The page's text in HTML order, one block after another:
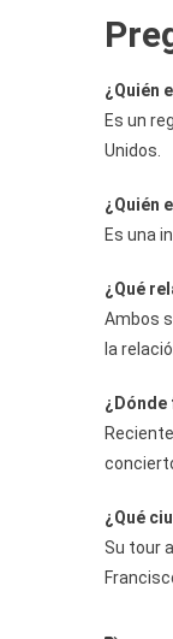
¿Quién
Es un
Unidos.
¿Quién
Es una
¿Qué
Ambos
la
¿Dónde
¿Qué
Su tour